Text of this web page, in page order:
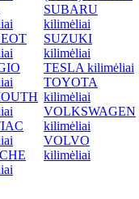
SUBARU
kilimėliai
SUZUKI
kilimėliai
TESLA kilimėliai
TOYOTA
kilimėliai
VOLKSWAGEN
kilimėliai
VOLVO
kilimėliai